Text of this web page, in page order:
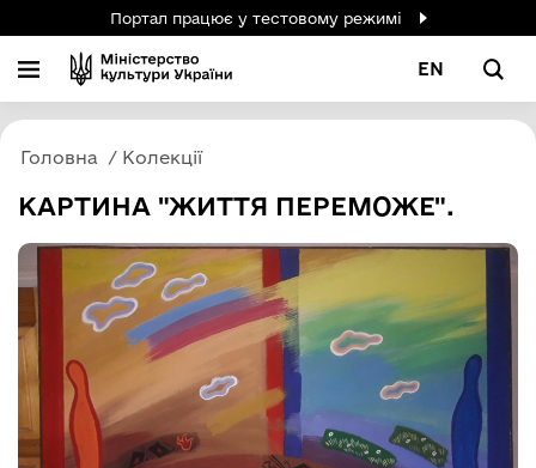
Портал працює у тестовому режимі
EN
Головна Колекції
КАРТИНА "ЖИТТЯ ПЕРЕМОЖЕ".